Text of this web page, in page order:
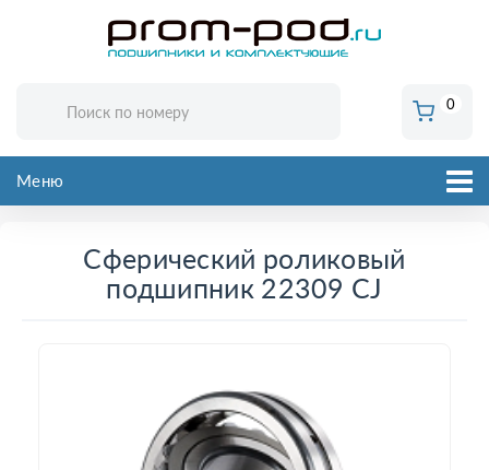
0
Меню
Сферический роликовый
подшипник 22309 CJ